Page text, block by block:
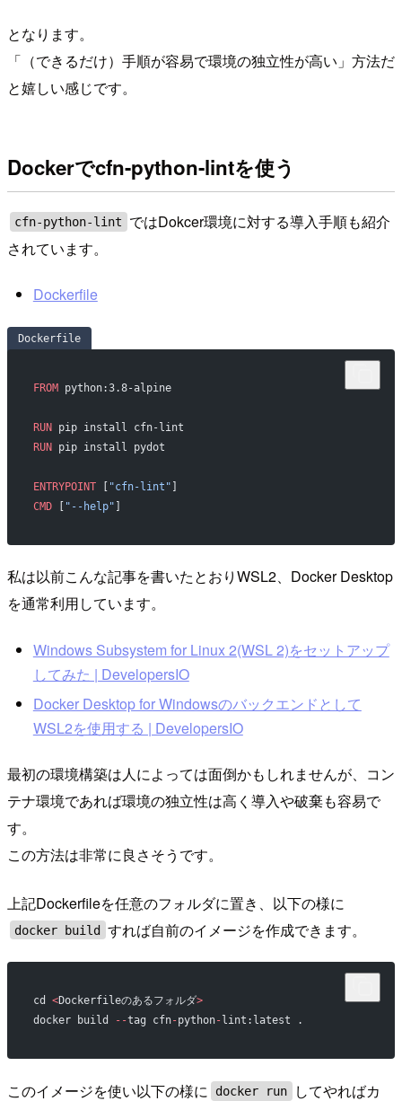
となります。
「（できるだけ）手順が容易で環境の独立性が高い」方法だ
と嬉しい感じです。
Dockerでcfn-python-lintを使う
cfn-python-lint
ではDokcer環境に対する導入手順も紹介
されています。
Dockerfile
Dockerfile
FROM python:3.8-alpine
RUN pip install cfn-lint
RUN pip install pydot
ENTRYPOINT [ "cfn-lint" ]
CMD [ "--help" ]
私は以前こんな記事を書いたとおりWSL2、Docker Desktop
を通常利用しています。
Windows Subsystem for Linux 2(WSL 2)をセットアップ
してみた | DevelopersIO
Docker Desktop for Windowsのバックエンドとして
WSL2を使用する | DevelopersIO
最初の環境構築は人によっては面倒かもしれませんが、コン
テナ環境であれば環境の独立性は高く導入や破棄も容易で
す。
この方法は非常に良さそうです。
上記Dockerfileを任意のフォルダに置き、以下の様に
docker build すれば自前のイメージを作成できます。
cd <Dockerfileのあるフォルダ>
docker build
--tag cfn-python- lint:latest .
このイメージを使い以下の様に docker run してやればカ